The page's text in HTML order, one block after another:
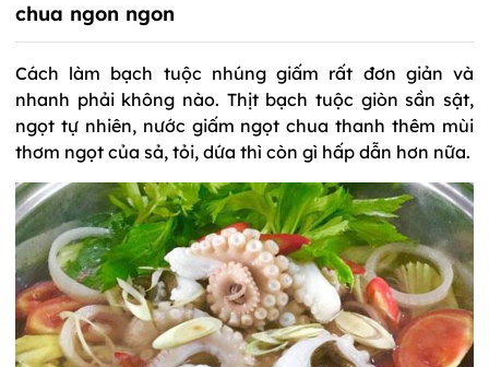
chua ngon ngon
Cách làm bạch tuộc nhúng giấm rất đơn giản và
nhanh phải không nào. Thịt bạch tuộc giòn sần sật,
ngọt tự nhiên, nước giấm ngọt chua thanh thêm mùi
thơm ngọt của sả, tỏi, dứa thì còn gì hấp dẫn hơn nữa.